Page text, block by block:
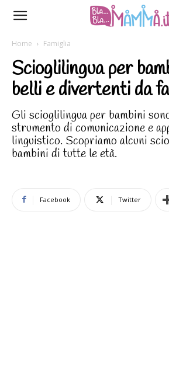
Home Famiglia
Scioglilingua per
belli e divertenti da
Gli scioglilingua per bambini
strumento di comunicazione e
linguistico. Scopriamo alcuni
bambini di tutte le età.
Facebook Twitter